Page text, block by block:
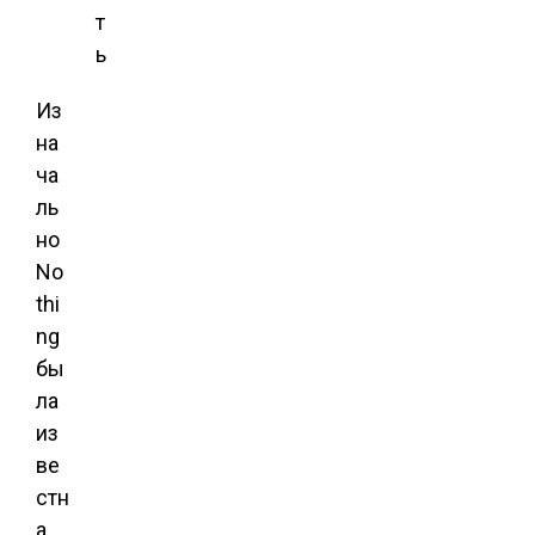
т
ь
Из
на
ча
ль
но
No
thi
ng
бы
ла
из
ве
стн
а